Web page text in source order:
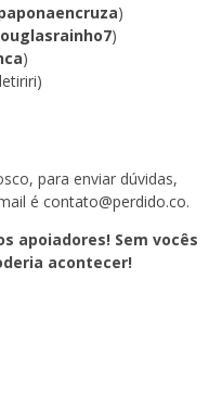
)
)
)
para enviar dúvidas,
é contato@perdido.co.
apoiadores! Sem vocês
acontecer!